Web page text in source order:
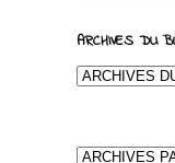
ARCHIVES DU